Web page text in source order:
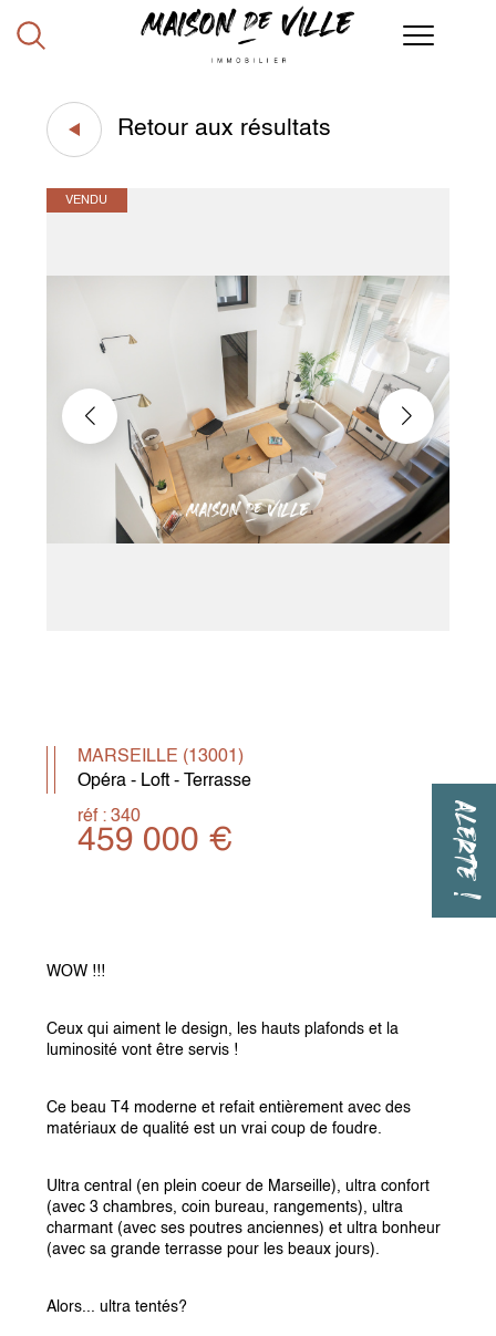
ALERTE !
Retour aux résultats
VENDU
MARSEILLE (13001)
Opéra - Loft - Terrasse
réf : 340
459 000 €
WOW !!!
Ceux qui aiment le design, les hauts plafonds et la
luminosité vont être servis !
Ce beau T4 moderne et refait entièrement avec des
matériaux de qualité est un vrai coup de foudre.
Ultra central (en plein coeur de Marseille), ultra confort
(avec 3 chambres, coin bureau, rangements), ultra
charmant (avec ses poutres anciennes) et ultra bonheur
(avec sa grande terrasse pour les beaux jours).
Alors... ultra tentés?